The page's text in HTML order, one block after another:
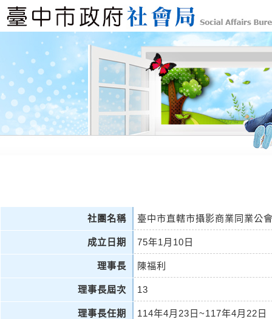
社團名稱 臺中市直轄市攝影商業同業公
成立日期 75年1月10日
理事長 陳福利
理事長屆次 13
理事長任期 114年4月23日~117年4月22日